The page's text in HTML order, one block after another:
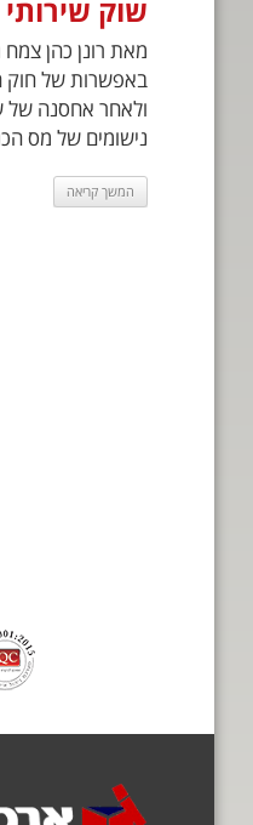
שוק
מאת רונן כהן צמח
באפשרות של חוק
ולאחר אחסנה של
נישומים של מס
המשך קריאה